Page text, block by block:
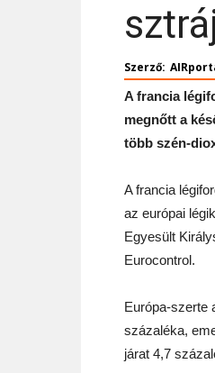
Szerző:
A francia
megnőtt a
több szén-
A francia
az európai
Egyesült
Eurocontrol.
Európa-szerte
százaléka,
járat 4,7